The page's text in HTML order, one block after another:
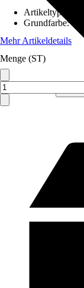
Verkauf durch:
Artikeltyp
Grundfarbe:
Mehr Artikeldetails
Menge (ST)